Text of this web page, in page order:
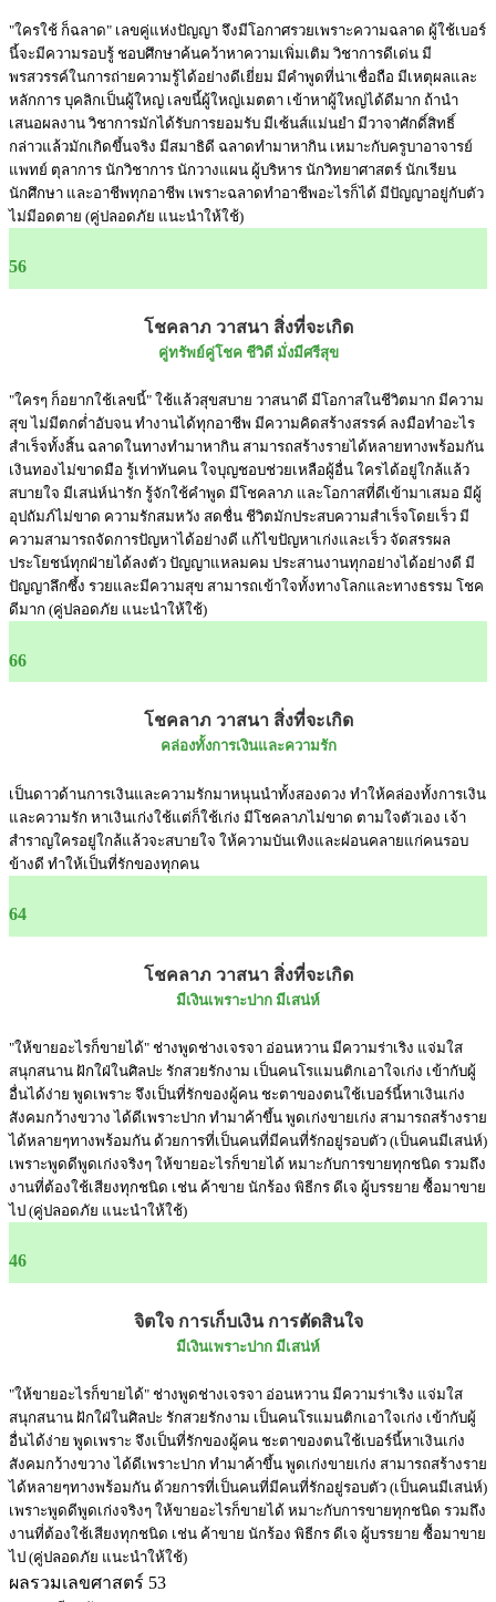
"ใครใช้ ก็ฉลาด" เลขคู่แห่งปัญญา จึงมีโอกาศรวยเพราะความฉลาด ผู้ใช้เบอร์
นี้จะมีความรอบรู้ ชอบศึกษาค้นคว้าหาความเพิ่มเติม วิชาการดีเด่น มี
พรสวรรค์ในการถ่ายความรู้ได้อย่างดีเยี่ยม มีคำพูดที่น่าเชื่อถือ มีเหตุผลและ
หลักการ บุคลิกเป็นผู้ใหญ่ เลขนี้ผู้ใหญ่เมตตา เข้าหาผู้ใหญ่ได้ดีมาก ถ้านำ
เสนอผลงาน วิชาการมักได้รับการยอมรับ มีเซ้นส์แม่นยำ มีวาจาศักดิ์สิทธิ์
กล่าวแล้วมักเกิดขึ้นจริง มีสมาธิดี ฉลาดทำมาหากิน เหมาะกับครูบาอาจารย์
แพทย์ ตุลาการ นักวิชาการ นักวางแผน ผู้บริหาร นักวิทยาศาสตร์ นักเรียน
นักศึกษา และอาชีพทุกอาชีพ เพราะฉลาดทำอาชีพอะไรก็ได้ มีปัญญาอยู่กับตัว
ไม่มีอดตาย (คู่ปลอดภัย แนะนำให้ใช้)
56
โชคลาภ วาสนา สิ่งที่จะเกิด
คู่ทรัพย์คู่โชค ชีวิดี มั่งมีศรีสุข
"ใครๆ ก็อยากใช้เลขนี้" ใช้แล้วสุขสบาย วาสนาดี มีโอกาสในชีวิตมาก มีความ
สุข ไม่มีตกต่ำอับจน ทำงานได้ทุกอาชีพ มีความคิดสร้างสรรค์ ลงมือทำอะไร
สำเร็จทั้งสิ้น ฉลาดในทางทำมาหากิน สามารถสร้างรายได้หลายทางพร้อมกัน
เงินทองไม่ขาดมือ รู้เท่าทันคน ใจบุญชอบช่วยเหลือผู้อื่น ใครได้อยู่ใกล้แล้ว
สบายใจ มีเสน่ห์น่ารัก รู้จักใช้คำพูด มีโชคลาภ และโอกาสที่ดีเข้ามาเสมอ มีผู้
อุปถัมภ์ไม่ขาด ความรักสมหวัง สดชื่น ชีวิตมักประสบความสำเร็จโดยเร็ว มี
ความสามารถจัดการปัญหาได้อย่างดี แก้ไขปัญหาเก่งและเร็ว จัดสรรผล
ประโยชน์ทุกฝ่ายได้ลงตัว ปัญญาแหลมคม ประสานงานทุกอย่างได้อย่างดี มี
ปัญญาลึกซึ้ง รวยและมีความสุข สามารถเข้าใจทั้งทางโลกและทางธรรม โชค
ดีมาก (คู่ปลอดภัย แนะนำให้ใช้)
66
โชคลาภ วาสนา สิ่งที่จะเกิด
คล่องทั้งการเงินและความรัก
เป็นดาวด้านการเงินและความรักมาหนุนนำทั้งสองดวง ทำให้คล่องทั้งการเงิน
และความรัก หาเงินเก่งใช้แต่ก็ใช้เก่ง มีโชคลาภไม่ขาด ตามใจตัวเอง เจ้า
สำราญใครอยู่ใกล้แล้วจะสบายใจ ให้ความบันเทิงและผ่อนคลายแก่คนรอบ
ข้างดี ทำให้เป็นที่รักของทุกคน
64
โชคลาภ วาสนา สิ่งที่จะเกิด
มีเงินเพราะปาก มีเสน่ห์
"ให้ขายอะไรก็ขายได้" ช่างพูดช่างเจรจา อ่อนหวาน มีความร่าเริง แจ่มใส
สนุกสนาน ฝักใฝ่ในศิลปะ รักสวยรักงาม เป็นคนโรแมนติกเอาใจเก่ง เข้ากับผู้
อื่นได้ง่าย พูดเพราะ จึงเป็นที่รักของผู้คน ชะตาของตนใช้เบอร์นี้หาเงินเก่ง
สังคมกว้างขวาง ได้ดีเพราะปาก ทำมาค้าขึ้น พูดเก่งขายเก่ง สามารถสร้างราย
ได้หลายๆทางพร้อมกัน ด้วยการที่เป็นคนที่มีคนที่รักอยู่รอบตัว (เป็นคนมีเสน่ห์)
เพราะพูดดีพูดเก่งจริงๆ ให้ขายอะไรก็ขายได้ หมาะกับการขายทุกชนิด รวมถึง
งานที่ต้องใช้เสียงทุกชนิด เช่น ค้าขาย นักร้อง พิธีกร ดีเจ ผู้บรรยาย ซื้อมาขาย
ไป (คู่ปลอดภัย แนะนำให้ใช้)
46
จิตใจ การเก็บเงิน การตัดสินใจ
มีเงินเพราะปาก มีเสน่ห์
"ให้ขายอะไรก็ขายได้" ช่างพูดช่างเจรจา อ่อนหวาน มีความร่าเริง แจ่มใส
สนุกสนาน ฝักใฝ่ในศิลปะ รักสวยรักงาม เป็นคนโรแมนติกเอาใจเก่ง เข้ากับผู้
อื่นได้ง่าย พูดเพราะ จึงเป็นที่รักของผู้คน ชะตาของตนใช้เบอร์นี้หาเงินเก่ง
สังคมกว้างขวาง ได้ดีเพราะปาก ทำมาค้าขึ้น พูดเก่งขายเก่ง สามารถสร้างราย
ได้หลายๆทางพร้อมกัน ด้วยการที่เป็นคนที่มีคนที่รักอยู่รอบตัว (เป็นคนมีเสน่ห์)
เพราะพูดดีพูดเก่งจริงๆ ให้ขายอะไรก็ขายได้ หมาะกับการขายทุกชนิด รวมถึง
งานที่ต้องใช้เสียงทุกชนิด เช่น ค้าขาย นักร้อง พิธีกร ดีเจ ผู้บรรยาย ซื้อมาขาย
ไป (คู่ปลอดภัย แนะนำให้ใช้)
ผลรวมเลขศาสตร์ 53